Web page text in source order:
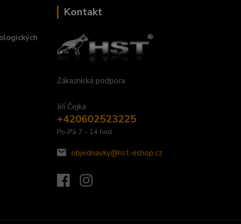
Kontakt
Zákaznická podpora
Jiří Čejka
+420602523225
Po-Pá 7 - 14 hod.
objednavky@hst-eshop.cz